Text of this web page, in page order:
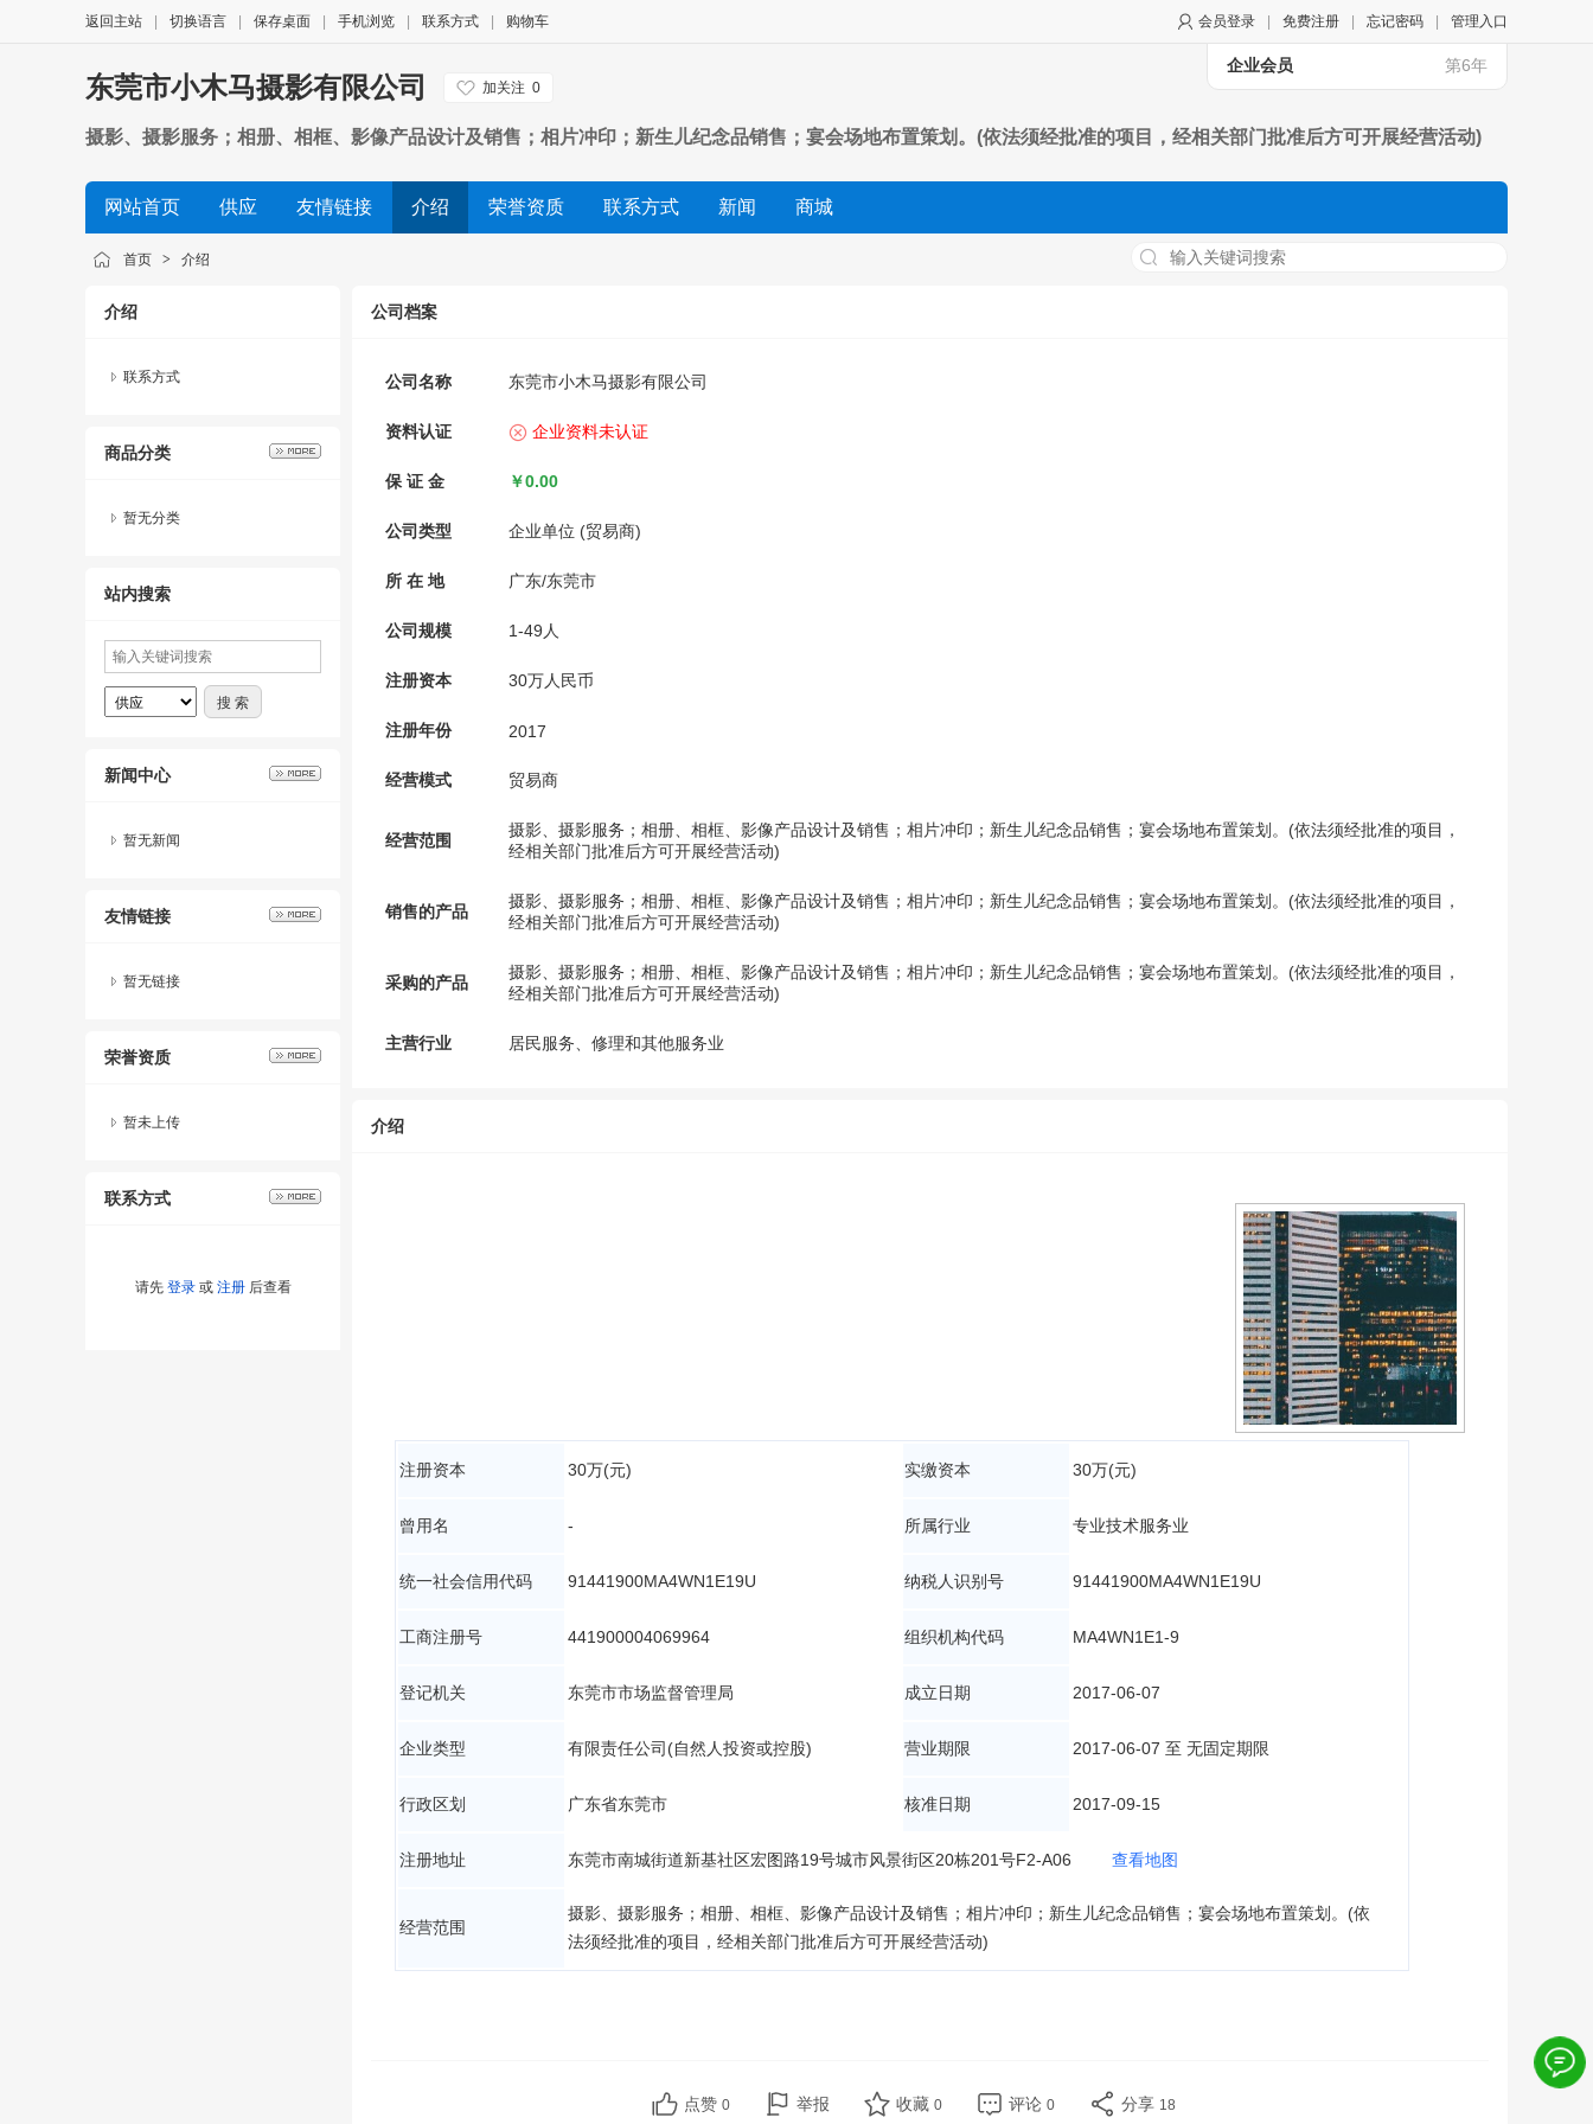
会员登录 免费注册 忘记密码 管理入口
返回主站 切换语言 保存桌面 手机浏览 联系方式 购物车
企业会员 第6年
东莞市小木马摄影有限公司 加关注 0
摄影、摄影服务；相册、相框、影像产品设计及销售；相片冲印；新生儿纪念品销售；宴会场地布置策划。(依法须经批准的项目，经相关部门批准后方可开展经营活动)
网站首页 供应 友情链接 介绍 荣誉资质 联系方式 新闻 商城
首页 > 介绍
介绍
联系方式
商品分类
暂无分类
站内搜索
新闻中心
暂无新闻
友情链接
暂无链接
荣誉资质
暂未上传
联系方式
请先 登录或 注册后查看
公司档案
公司名称 东莞市小木马摄影有限公司
资料认证 企业资料未认证
保 证 金 ￥0.00
公司类型 企业单位 (贸易商)
所 在 地 广东/东莞市
公司规模 1-49人
注册资本 30万人民币
注册年份 2017
经营模式 贸易商
经营范围
摄影、摄影服务；相册、相框、影像产品设计及销售；相片冲印；新生儿纪念品销售；宴会场地布置策划。(依法须经批准的项目，
经相关部门批准后方可开展经营活动)
销售的产品
摄影、摄影服务；相册、相框、影像产品设计及销售；相片冲印；新生儿纪念品销售；宴会场地布置策划。(依法须经批准的项目，
经相关部门批准后方可开展经营活动)
采购的产品
摄影、摄影服务；相册、相框、影像产品设计及销售；相片冲印；新生儿纪念品销售；宴会场地布置策划。(依法须经批准的项目，
经相关部门批准后方可开展经营活动)
主营行业 居民服务、修理和其他服务业
介绍
注册资本 30万(元) 实缴资本 30万(元)
曾用名 - 所属行业 专业技术服务业
统一社会信用代码 91441900MA4WN1E19U 纳税人识别号 91441900MA4WN1E19U
工商注册号 441900004069964 组织机构代码 MA4WN1E1-9
登记机关 东莞市市场监督管理局 成立日期 2017-06-07
企业类型 有限责任公司(自然人投资或控股) 营业期限 2017-06-07 至 无固定期限
行政区划 广东省东莞市 核准日期 2017-09-15
注册地址 东莞市南城街道新基社区宏图路19号城市风景街区20栋201号F2-A06 查看地图
经营范围
摄影、摄影服务；相册、相框、影像产品设计及销售；相片冲印；新生儿纪念品销售；宴会场地布置策划。(依
法须经批准的项目，经相关部门批准后方可开展经营活动)
点赞 0 举报 收藏 0 评论 0 分享 18